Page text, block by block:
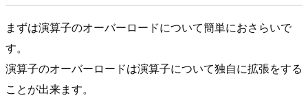
まずは演算子のオーバーロードについて簡単におさらいで
す。
演算子のオーバーロードは演算子について独自に拡張をする
ことが出来ます。